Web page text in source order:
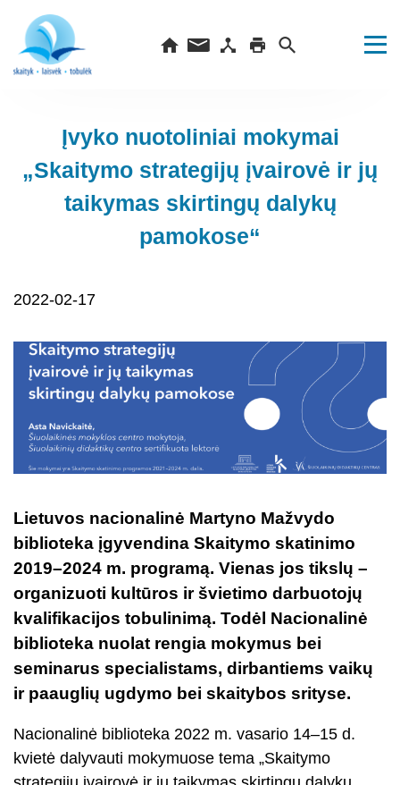
Įvyko nuotoliniai mokymai
„Skaitymo strategijų įvairovė ir jų
taikymas skirtingų dalykų
pamokose“
2022-02-17
Lietuvos nacionalinė Martyno Mažvydo
biblioteka įgyvendina Skaitymo skatinimo
2019–2024 m. programą. Vienas jos tikslų –
organizuoti kultūros ir švietimo darbuotojų
kvalifikacijos tobulinimą. Todėl Nacionalinė
biblioteka nuolat rengia mokymus bei
seminarus specialistams, dirbantiems vaikų
ir paauglių ugdymo bei skaitybos srityse.
Nacionalinė biblioteka 2022 m. vasario 14–15 d.
kvietė dalyvauti mokymuose tema „Skaitymo